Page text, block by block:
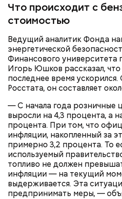
Что происходит с
стоимостью
Ведущий аналитик Фонда
энергетической
Финансового университета
Игорь Юшков рассказал,
последнее время
Росстата, он составляет
— С начала года розничные
выросли на 4,3 процента, а
процента. При том, что
инфляции, накопленный за
примерно 3,2 процента. То
используемый
топливо не должен
инфляции — на текущий
выдерживается. Эта
предпринимать меры, —
переводить в него
банковского счета, лимит
тысяч рублей в месяц;
переводить цифровые
других людей (для этого
телефона человека и
через мобильное
оплачивать товары и
QR-код (доступ к
нужен);
конвертировать
безналичные деньги.
самостоятельно выбирать,
использовать: наличную,
цифровую. Если вам
то их можно мгновенно
а затем при желании снять